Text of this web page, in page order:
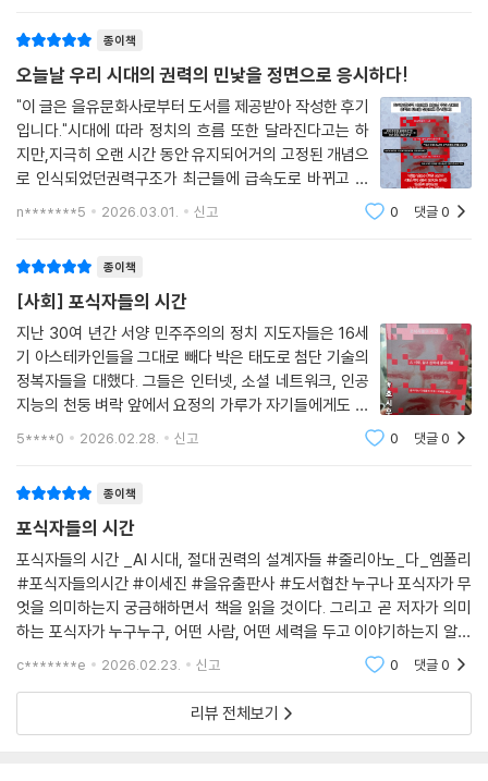
문제는 AI가 아니라
AI를 만든 사람들의 결여된 역사 감각이다
저자는 AI 기술 자체의 작동 원리에는 관심이 없다. 그가 주목하는 것은 이
기술이 등장한 이후 정치적·문화적 지형이 어떻게 변화하고 있는가 하는
문제다. 즉 기술의 성능보다 권력의 이동이 더 중요하다는 관점이다. 자연
스럽게 그의 시선은 일론 머스크, 마크 저커버그, 샘 올트먼, 얀 르쿤, 에릭
슈미트처럼 기술 개발을 넘어 정치적 영향력까지 행사하는 ‘테크 개발
“AI는 키르케고르의 신과 마찬가지로 순전히 합리적인 틀 안에서 사유될
수 없다. AI와 관계를 맺는 유일한 방법은 그것을 그냥 신뢰하는 것이다. AI
의 위대한 약속은 예측이다. 비록 우리가 이해할 수 없다고 해도 말이다. 기
술인들은 어디에 문제가 있는지 보지 못한다. 그들은 역사나 철학에 관심
이 없기 때문에 그들의 제안이 계몽주의 시대 이전으로의 회귀나 다름없다
는 것을 모른다. 고대의 신들을 우러르듯 AI를 우러르며 AI의 지배를 받는,
권력의 탄생과 전환을 누구보다 예민하게 포착하는 저자는 민주주의의 위
기를 기술 자체의 문제로 돌리지 않는다. 그는 오히려 맹목적인 확신과 역
사 감각의 결여 속에서 기술을 설계하고 운용하는 지배층의 사고방식이 더
근본적인 위협이라고 진단한다. 결국 이 책이 말하는 것은 기술의 미래가
아니라 권력의 미래이며, AI 자체가 아니라 AI 시대를 지배하는 인간들의
선택이다.
우리가 해야 할 일은 미래를 대비하는 것이 아닌
이미 도착한 현재를 직시하는 일
종이책
오늘날 우리 시대의 권력의 민낯을 정면으로 응시하다!
"이 글은 을유문화사로부터 도서를 제공받아 작성한 후기
입니다."시대에 따라 정치의 흐름 또한 달라진다고는 하
지만,지극히 오랜 시간 동안 유지되어거의 고정된 개념으
로 인식되었던권력구조가 최근들에 급속도로 바뀌고 있
다.정치하면 고정된 정치인들의 손에서서로의 선을 지켜
n*******5 2026.03.01. 신고 0 댓글0
종이책
[사회] 포식자들의 시간
지난 30여 년간 서양 민주주의의 정치 지도자들은 16세
기 아스테카인들을 그대로 빼다 박은 태도로 첨단 기술의
정복자들을 대했다. 그들은 인터넷, 소셜 네트워크, 인공
지능의 천둥 벼락 앞에서 요정의 가루가 자기들에게도 다
소나마 떨어지기를 바라며 납작 엎드렸다. - '들어가는 글'
5****0 2026.02.28. 신고 0 댓글0
종이책
포식자들의 시간
포식자들의 시간 _AI 시대, 절대 권력의 설계자들 #줄리아노_다_엠폴리
#포식자들의시간 #이세진 #을유출판사 #도서협찬 누구나 포식자가 무
엇을 의미하는지 궁금해하면서 책을 읽을 것이다. 그리고 곧 저자가 의미
하는 포식자가 누구누구, 어떤 사람, 어떤 세력을 두고 이야기하는지 알게
되는 순간 이 책에 대한 몰입도는 더욱 높아진다. 개인적으로 UN에 대한
c*******e 2026.02.23. 신고 0 댓글0
리뷰 전체보기